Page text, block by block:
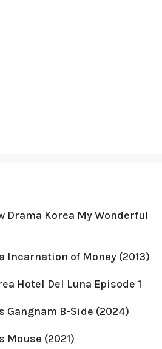
Drama Korea My Wonderful
Incarnation of Money (2013)
Hotel Del Luna Episode 1
Gangnam B-Side (2024)
Mouse (2021)